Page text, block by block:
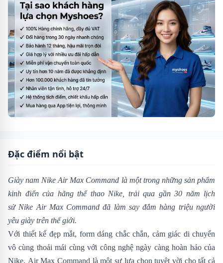
Đặc điểm nổi bật
Giày nam Nike Air Max Command là một trong những sản phẩm
kinh điển của hãng thể thao Nike, trải qua gần 30 năm lịch
sử Nike Air Max Command đã làm say đắm hàng triệu người
yêu giày trên thế giới.
Với thiết kế đẹp mắt, form dáng chắc chắn, cảm giác di chuyển
vô cùng thoải mái cùng với công nghệ ngày càng hoàn hảo của
Nike, Air Max Command là một sự lựa chọn tuyệt vời cho tất cả